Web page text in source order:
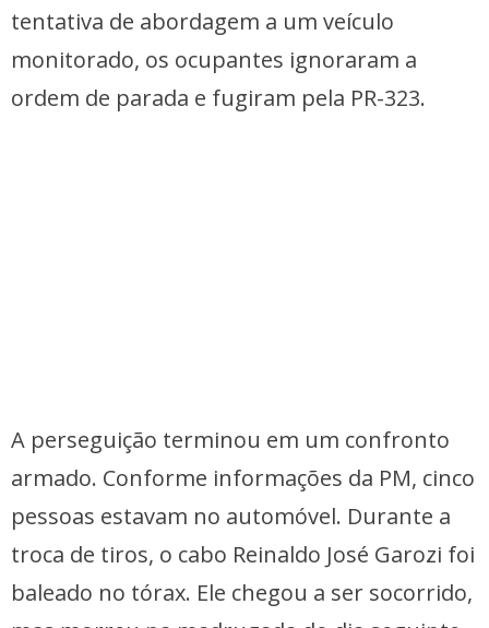
tentativa de abordagem a um veículo
monitorado, os ocupantes ignoraram a
ordem de parada e fugiram pela PR-323.
A perseguição terminou em um confronto
armado. Conforme informações da PM, cinco
pessoas estavam no automóvel. Durante a
troca de tiros, o cabo Reinaldo José Garozi foi
baleado no tórax. Ele chegou a ser socorrido,